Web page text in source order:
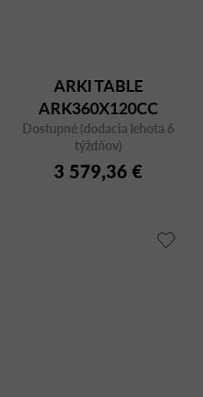
ARKI TABLE
ARK360X120CC
BIANCO CFCBI
Dostupné (dodacia lehota 6
týždňov)
3 579,36 €